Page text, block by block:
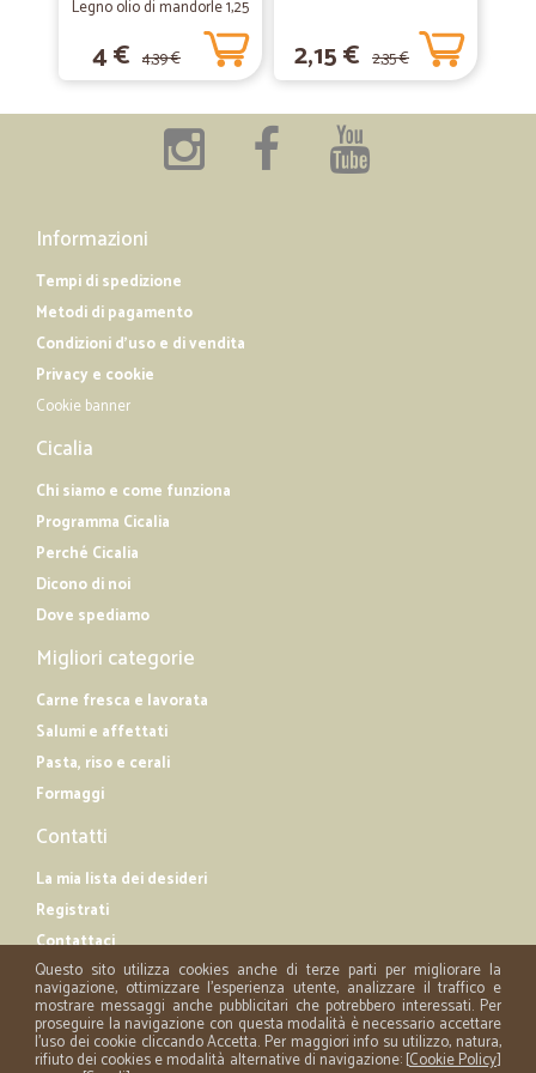
ho ricevuto rapidamente i prodotti…
ho ricevuto rapidamente i prodotti acquistati che ho trovato ben
imballati
Legno olio di mandorle 1,25
4 € 4,39 € 2,15 € 2,35 €
Informazioni
Tempi di spedizione
Metodi di pagamento
Condizioni d'uso e di vendita
Privacy e cookie
Cookie banner
Cicalia
Chi siamo e come funziona
Programma Cicalia
Perché Cicalia
Dicono di noi
Dove spediamo
Migliori categorie
Carne fresca e lavorata
Salumi e affettati
Pasta, riso e cerali
Formaggi
Contatti
La mia lista dei desideri
Registrati
Contattaci
Questo sito utilizza cookies anche di terze parti per migliorare la
navigazione, ottimizzare l'esperienza utente, analizzare il traffico e
mostrare messaggi anche pubblicitari che potrebbero interessati. Per
proseguire la navigazione con questa modalità è necessario accettare
l'uso dei cookie cliccando Accetta. Per maggiori info su utilizzo, natura,
rifiuto dei cookies e modalità alternative di navigazione: [Cookie Policy]